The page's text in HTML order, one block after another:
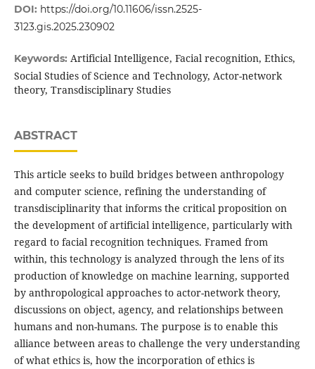
DOI: https://doi.org/10.11606/issn.2525-
3123.gis.2025.230902
Keywords: Artificial Intelligence, Facial recognition, Ethics,
Social Studies of Science and Technology, Actor-network
theory, Transdisciplinary Studies
ABSTRACT
This article seeks to build bridges between anthropology
and computer science, refining the understanding of
transdisciplinarity that informs the critical proposition on
the development of artificial intelligence, particularly with
regard to facial recognition techniques. Framed from
within, this technology is analyzed through the lens of its
production of knowledge on machine learning, supported
by anthropological approaches to actor-network theory,
discussions on object, agency, and relationships between
humans and non-humans. The purpose is to enable this
alliance between areas to challenge the very understanding
of what ethics is, how the incorporation of ethics is